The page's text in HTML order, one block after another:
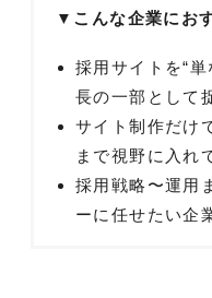
▼こんな企業にお
採用サイトを“
長の一部として
サイト制作だけ
まで視野に入れ
採用戦略〜運用
ーに任せたい企